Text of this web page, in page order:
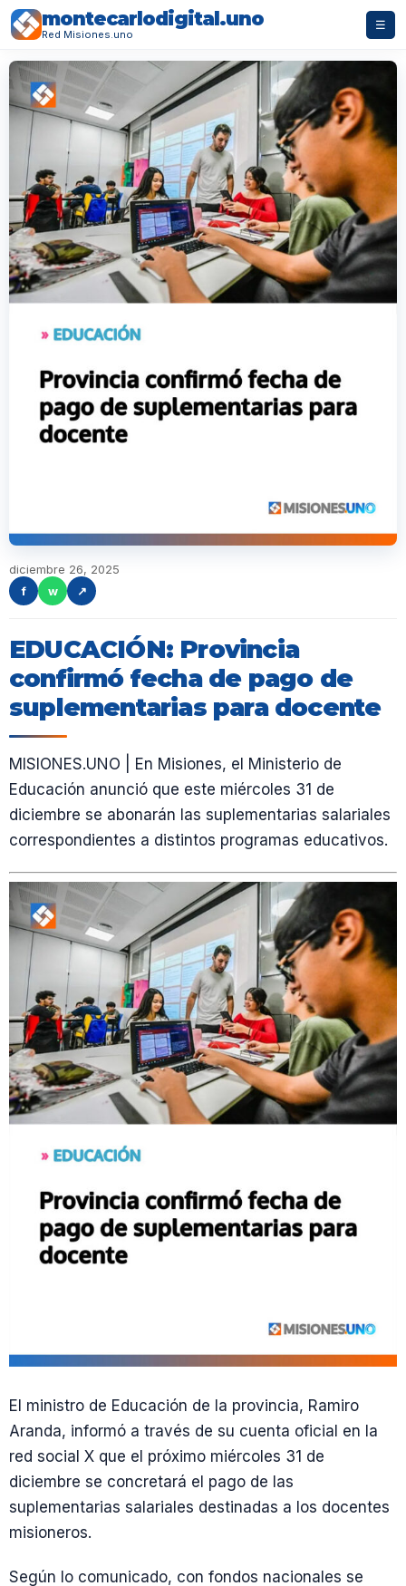
montecarlodigital.uno
Red Misiones.uno
☰
diciembre 26, 2025
f
w ↗
EDUCACIÓN: Provincia
confirmó fecha de pago de
suplementarias para docente
MISIONES.UNO | En Misiones, el Ministerio de
Educación anunció que este miércoles 31 de
diciembre se abonarán las suplementarias salariales
correspondientes a distintos programas educativos.
El ministro de Educación de la provincia, Ramiro
Aranda, informó a través de su cuenta oficial en la
red social X que el próximo miércoles 31 de
diciembre se concretará el pago de las
suplementarias salariales destinadas a los docentes
misioneros.
Según lo comunicado, con fondos nacionales se